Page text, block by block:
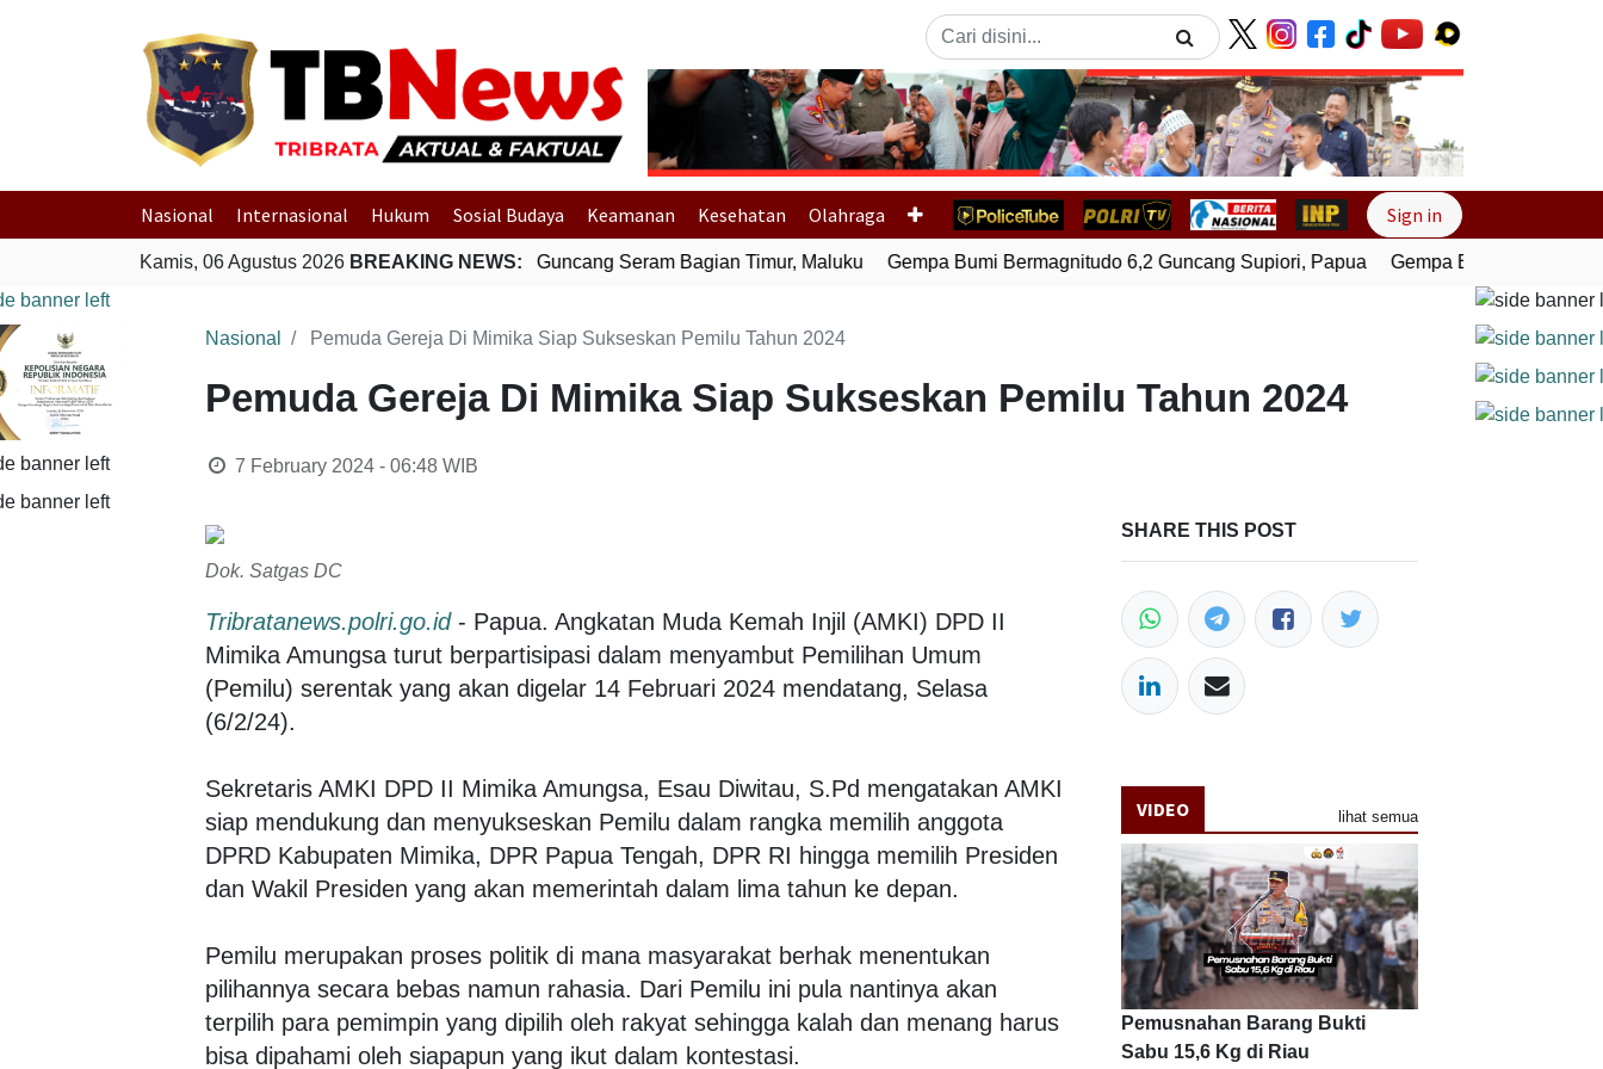
Previous Next
Nasional Internasional Hukum Sosial Budaya Keamanan Kesehatan Olahraga Sign in
Kamis, 06 Agustus 2026 BREAKING NEWS:
Banjir di Padang Gempa Bumi Bermagnitudo 5,1 Kembali Guncang Seram Bagian Timur, Maluku Gempa Bumi Bermagnitudo 6,2 Guncang Supiori, Papua Gempa Bumi
Nasional Pemuda Gereja Di Mimika Siap Sukseskan Pemilu Tahun 2024
Pemuda Gereja Di Mimika Siap Sukseskan Pemilu Tahun 2024
7 February 2024 - 06:48WIB
Dok. Satgas DC
Tribratanews.polri.go.id - Papua. Angkatan Muda Kemah Injil (AMKI) DPD II
Mimika Amungsa turut berpartisipasi dalam menyambut Pemilihan Umum
(Pemilu) serentak yang akan digelar 14 Februari 2024 mendatang, Selasa
(6/2/24).
Sekretaris AMKI DPD II Mimika Amungsa, Esau Diwitau, S.Pd mengatakan AMKI
siap mendukung dan menyukseskan Pemilu dalam rangka memilih anggota
DPRD Kabupaten Mimika, DPR Papua Tengah, DPR RI hingga memilih Presiden
dan Wakil Presiden yang akan memerintah dalam lima tahun ke depan.
Pemilu merupakan proses politik di mana masyarakat berhak menentukan
pilihannya secara bebas namun rahasia. Dari Pemilu ini pula nantinya akan
terpilih para pemimpin yang dipilih oleh rakyat sehingga kalah dan menang harus
bisa dipahami oleh siapapun yang ikut dalam kontestasi.
SHARE THIS POST
VIDEO lihat semua
Pemusnahan Barang Bukti
Sabu 15,6 Kg di Riau